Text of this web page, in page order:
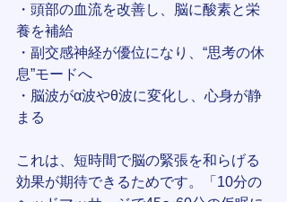
・頭部の血流を改善し、脳に酸素と栄
養を補給
・副交感神経が優位になり、“思考の休
息”モードへ
・脳波がα波やθ波に変化し、心身が静
まる
これは、短時間で脳の緊張を和らげる
効果が期待できるためです。「10分の